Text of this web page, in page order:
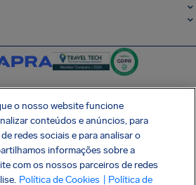
SocialFacebook
SocialTwitter
SocialInstagram
SocialLinkedin
GRÁTIS NOSSO APP
o nosso website funcione
conteúdos e anúncios, para
redes sociais e para analisar o
informações sobre a
com os nossos parceiros de redes
Política de Cookies | Política de